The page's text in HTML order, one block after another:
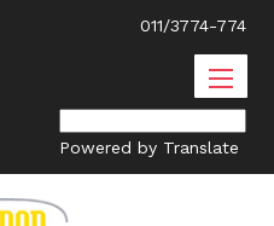
011/3774-774
Powered by Translate